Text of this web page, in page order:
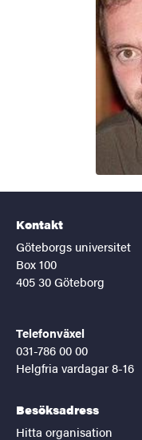
Kontakt
Göteborgs universitet
Box 100
405 30 Göteborg
Telefonväxel
031-786 00 00
Helgfria vardagar 8-16
Besöksadress
Hitta organisation